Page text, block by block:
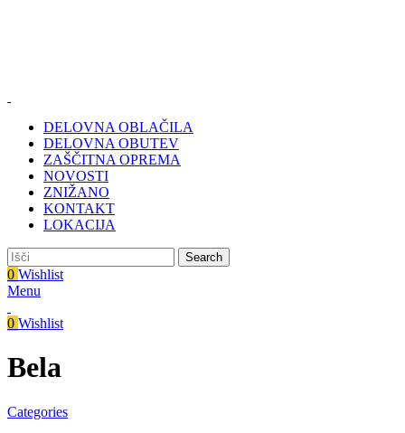
DELOVNA OBLAČILA
DELOVNA OBUTEV
ZAŠČITNA OPREMA
NOVOSTI
ZNIŽANO
KONTAKT
LOKACIJA
Search
0 Wishlist
Menu
0 Wishlist
Bela
Categories